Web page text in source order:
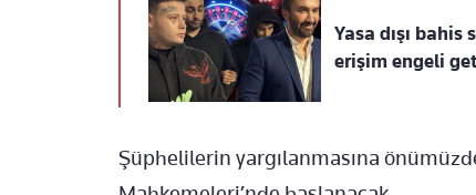
Yasa dışı
erişim engeli
Şüphelilerin yargılanmasına